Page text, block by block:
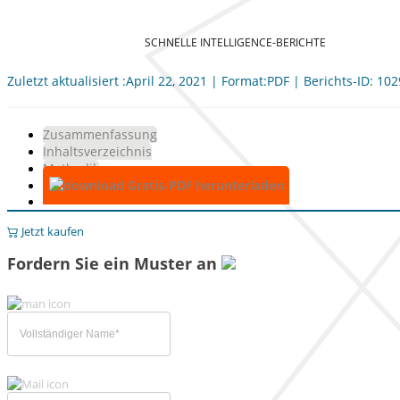
SCHNELLE INTELLIGENCE-BERICHTE
Zuletzt aktualisiert :April 22, 2021 | Format:PDF | Berichts-ID:
Zusammenfassung
Inhaltsverzeichnis
Methodik
Gratis-PDF herunterladen
Jetzt kaufen
Fordern Sie ein Muster an